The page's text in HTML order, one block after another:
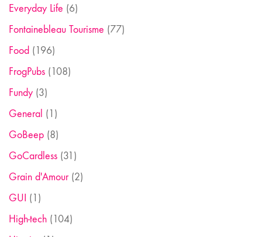
Everyday Life (6)
Fontainebleau Tourisme (77)
Food (196)
FrogPubs (108)
Fundy (3)
General (1)
GoBeep (8)
GoCardless (31)
Grain d'Amour(2)
GUI (1)
High-tech (104)